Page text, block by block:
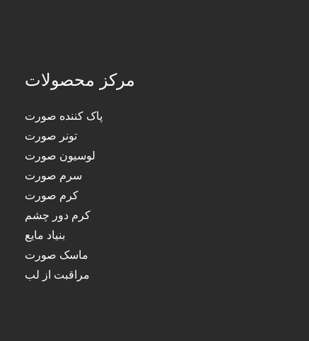
مرکز محصولات
پاک کننده صورت
تونر صورت
لوسیون صورت
سرم صورت
کرم صورت
کرم دور چشم
بنیاد مایع
ماسک صورت
مراقبت از لب